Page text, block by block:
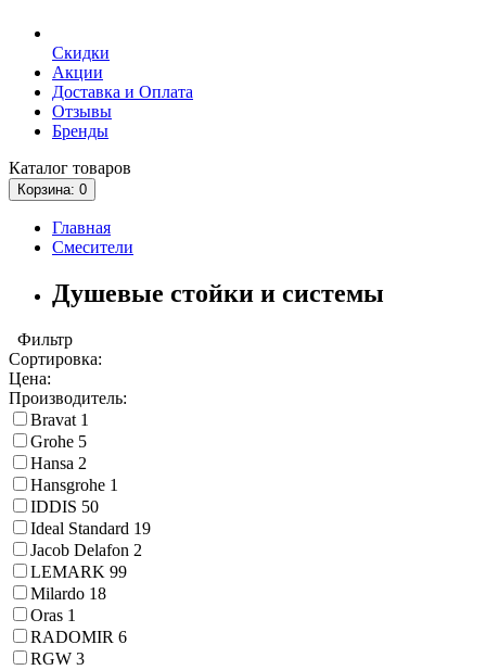
Скидки
Акции
Доставка и Оплата
Отзывы
Бренды
Каталог товаров
Корзина: 0
Главная
Смесители
Душевые стойки и системы
Фильтр
Сортировка:
Цена:
Производитель:
Bravat 1
Grohe 5
Hansa 2
Hansgrohe 1
IDDIS 50
Ideal Standard 19
Jacob Delafon 2
LEMARK 99
Milardo 18
Oras 1
RADOMIR 6
RGW 3